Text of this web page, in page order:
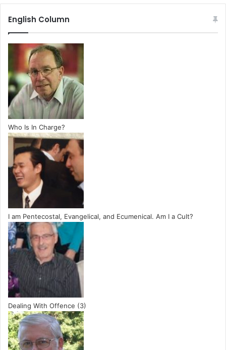
English Column
Who Is In Charge?
I am Pentecostal, Evangelical, and Ecumenical. Am I a Cult?
Dealing With Offence (3)